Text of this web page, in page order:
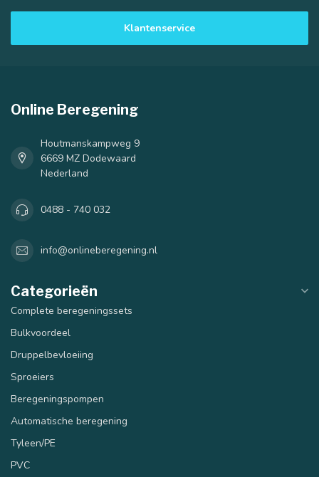
Klantenservice
Online Beregening
Houtmanskampweg 9
6669 MZ Dodewaard
Nederland
0488 - 740 032
info@onlineberegening.nl
Categorieën
Complete beregeningssets
Bulkvoordeel
Druppelbevloeiing
Sproeiers
Beregeningspompen
Automatische beregening
Tyleen/PE
PVC